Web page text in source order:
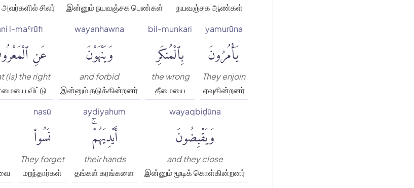
நயவஞ்சக ஆண்கள்
இன்னும் நயவஞ்சக பெண்கள்
அவர்களில் சிலர்
yamurūna
يَأْمُرُونَ
They enjoin
ஏவுகின்றனர்
bil-munkari
بِٱلْمُنكَرِ
the wrong
தீமையை
wayanhawna
وَيَنْهَوْنَ
and forbid
இன்னும் தடுக்கின்றனர்
l-maʿrūfi
عَنِ
(is) the right
விட்டு
wayaqbiḍūna
وَيَقْبِضُونَ
and they close
இன்னும் மூடிக் கொள்கின்றனர்
aydiyahum
أَيْدِيَهُمْۚ
their hands
தங்கள் கரங்களை
nasū
نَسُوا۟
They forget
மறந்தார்கள்